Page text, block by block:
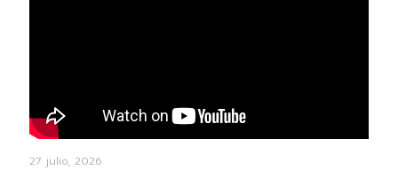
27 julio, 2026